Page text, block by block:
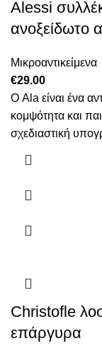
Alessi
ανοξείδωτο
Μικροαντικείμενα
€29.00
Ο Ala είναι ένα
κομψότητα και
σχεδιαστική
Christofle
επάργυρα